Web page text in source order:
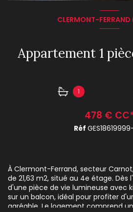
CLERMONT-
1
478 €
Réf
À Clermont-Ferrand, secteur
de 21,63 m2, situé au 4e étage.
d'une pièce de vie lumineuse avec
sur un balcon, idéal pour profiter
agréable. Le logement comprend